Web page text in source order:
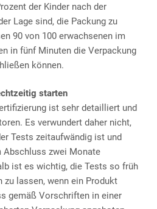
der Kinder nach der
Lage sind, die Packung zu
90 von 100 erwachsenen im
in fünf Minuten die Verpackung
können.
starten
ist sehr detailliert und
Es verwundert daher nicht,
Tests zeitaufwändig ist und
Abschluss zwei Monate
ist es wichtig, die Tests so früh
lassen, wenn ein Produkt
gemäß Vorschriften in einer